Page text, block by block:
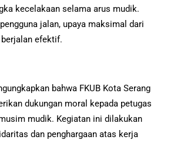
kecelakaan selama arus mudik.
jalan, upaya maksimal dari
efektif.
bahwa FKUB Kota Serang
dukungan moral kepada petugas
mudik. Kegiatan ini dilakukan
dan penghargaan atas kerja